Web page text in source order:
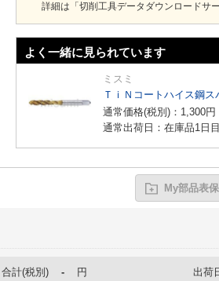
詳細は「切削工具データダウンロードサ
よく一緒に見られています
ミスミ
ＴｉＮコートハイス鋼
通常価格(税別)： 1,300円
通常出荷日：在庫品1日目
My部品表
合計(税別) - 円 出荷